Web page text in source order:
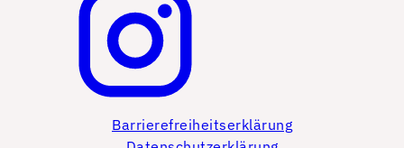
Barrierefreiheitserklärung